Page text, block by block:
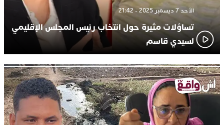
الأحد 7 ديسمبر 2025 - 21:42
تساؤلات مثيرة حول انتخاب رئيس المجلس الإقليمي
لسيدي قاسم